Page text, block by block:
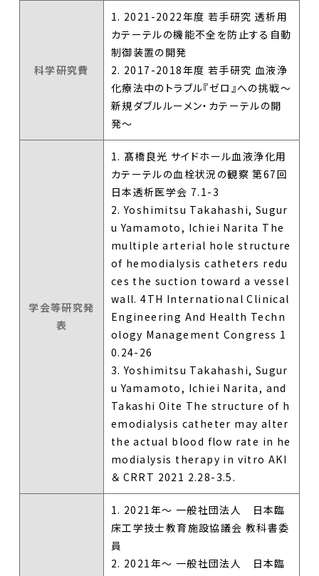
科学研究費
1. 2021-2022年度 若手研究 透析用
カテーテルの機能不全を防止する自動
制御装置の開発
2. 2017-2018年度 若手研究 血液浄
化療法中のトラブル『ゼロ』への挑戦～
新規ダブルルーメン・カテーテルの開
発～
学会等研究発
表
1. 髙橋良光 サイドホール血液浄化用
カテーテルの血栓状況の観察 第67回
日本透析医学会 7.1-3
2. Yoshimitsu Takahashi, Sugur
u Yamamoto, Ichiei Narita The
multiple arterial hole structure
of hemodialysis catheters redu
ces the suction toward a vessel
wall. 4TH International Clinical
Engineering And Health Techn
ology Management Congress 1
0.24-26
3. Yoshimitsu Takahashi, Sugur
u Yamamoto, Ichiei Narita, and
Takashi Oite The structure of h
emodialysis catheter may alter
the actual blood flow rate in he
modialysis therapy in vitro AKI
＆ CRRT 2021 2.28-3.5.
1. 2021年～ 一般社団法人 日本臨
床工学技士教育施設協議会 教科書委
員
2. 2021年～ 一般社団法人 日本臨